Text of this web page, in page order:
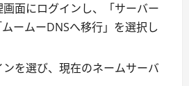
面にログインし、「サーバー
ムームーDNSへ移行」を選択し
を選び、現在のネームサーバ